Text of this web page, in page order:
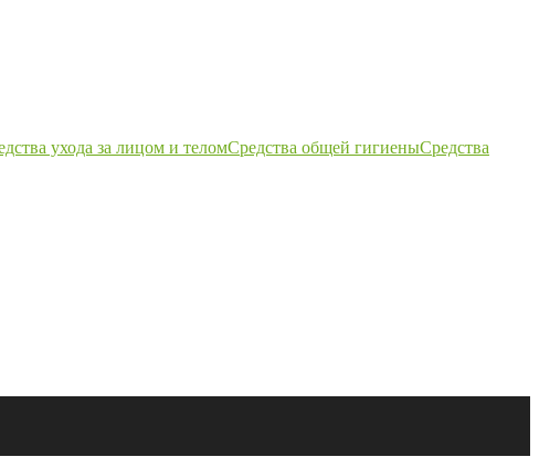
ухода за лицом и теломСредства общей гигиеныСредства